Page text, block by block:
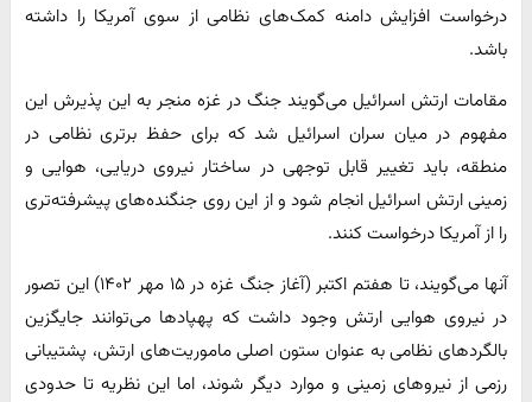
درخواست افزایش دامنه کمک‌های نظامی از سوی آمریکا را داشته
باشد.
مقامات ارتش اسرائیل می‌گویند جنگ در غزه منجر به این پذیرش این
مفهوم در میان سران اسرائیل شد که برای حفظ برتری نظامی در
منطقه، باید تغییر قابل توجهی در ساختار نیروی دریایی، هوایی و
زمینی ارتش اسرائیل انجام شود و از این روی جنگنده‌های پیشرفته‌تری
را از آمریکا درخواست کنند.
آنها می‌گویند، تا هفتم اکتبر (آغاز جنگ غزه در ۱۵ مهر ۱۴۰۲) این تصور
در نیروی هوایی ارتش وجود داشت که پهپادها می‌توانند جایگزین
بالگردهای نظامی به عنوان ستون اصلی ماموریت‌های ارتش، پشتیبانی
رزمی از نیروهای زمینی و موارد دیگر شوند، اما این نظریه تا حدودی